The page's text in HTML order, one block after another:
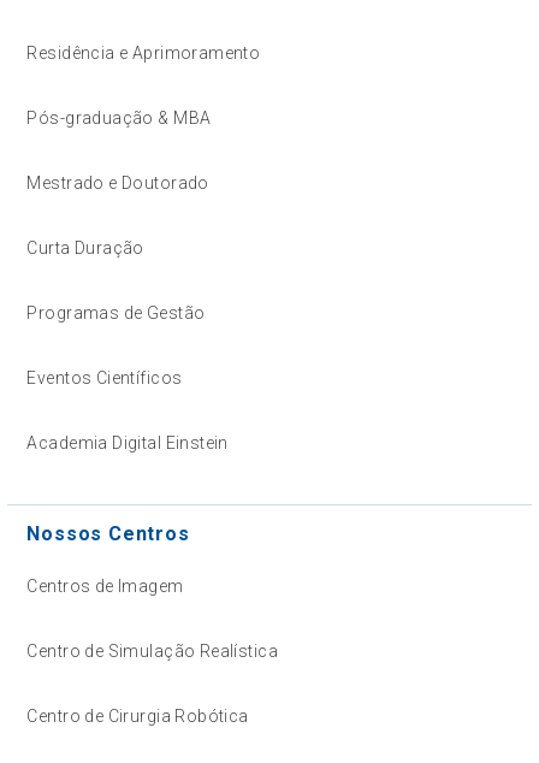
Residência e Aprimoramento
Pós-graduação & MBA
Mestrado e Doutorado
Curta Duração
Programas de Gestão
Eventos Científicos
Academia Digital Einstein
Nossos Centros
Centros de Imagem
Centro de Simulação Realística
Centro de Cirurgia Robótica